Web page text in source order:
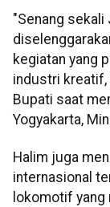
"Senang sekali
kegiatan yang
industri
Bupati saat
Yogyakarta,
Halim juga
internasional
lokomotif